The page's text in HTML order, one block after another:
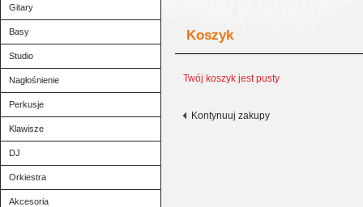
Gitary
Basy
Studio
Nagłośnienie
Perkusje
Klawisze
DJ
Orkiestra
Akcesoria
Koszyk
Twój koszyk jest pusty
Kontynuuj zakupy